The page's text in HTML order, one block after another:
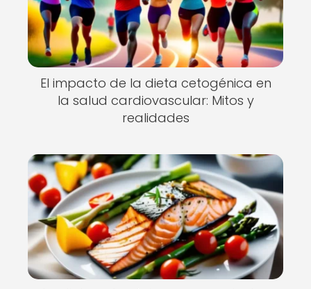
El impacto de la dieta cetogénica en
la salud cardiovascular: Mitos y
realidades